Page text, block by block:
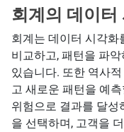
회계의 데이터
회계는 데이터 시각화
비교하고, 패턴을 파
있습니다. 또한 역사
고 새로운 패턴을 예
위험으로 결과를 달성
을 선택하며, 고객을